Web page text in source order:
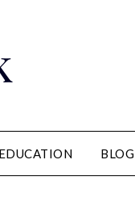
EDUCATION BLOG